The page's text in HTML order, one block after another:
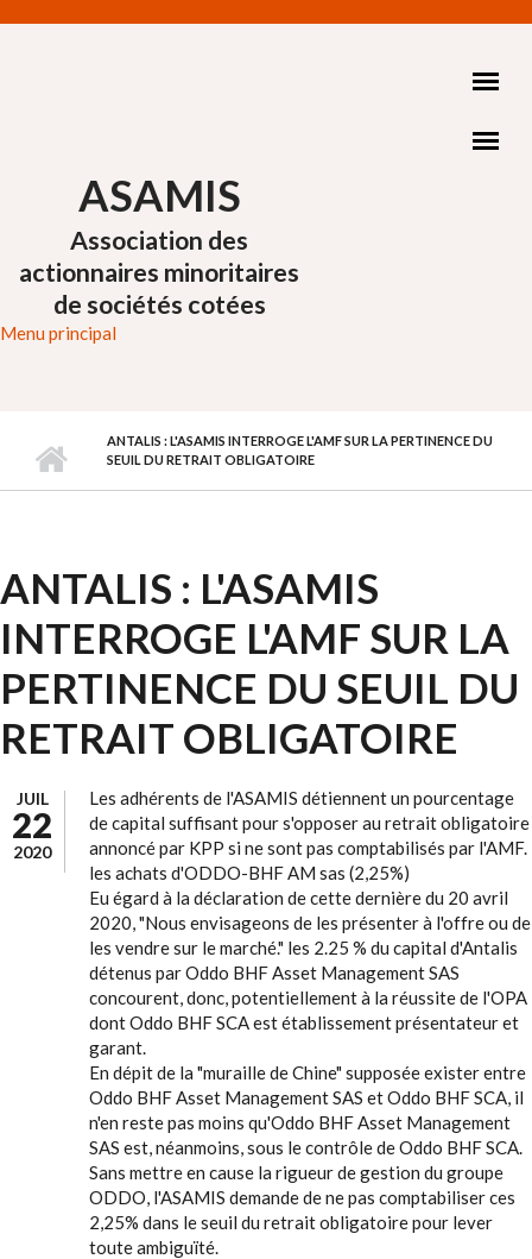
ASAMIS
Association des
actionnaires minoritaires
de sociétés cotées
Menu principal
ANTALIS : L'ASAMIS INTERROGE L'AMF SUR LA PERTINENCE DU
SEUIL DU RETRAIT OBLIGATOIRE
ANTALIS : L'ASAMIS
INTERROGE L'AMF SUR LA
PERTINENCE DU SEUIL DU
RETRAIT OBLIGATOIRE
JUIL
22
2020
Les adhérents de l'ASAMIS détiennent un pourcentage
de capital suffisant pour s'opposer au retrait obligatoire
annoncé par KPP si ne sont pas comptabilisés par l'AMF.
les achats d'ODDO-BHF AM sas (2,25%)
Eu égard à la déclaration de cette dernière du 20 avril
2020, "Nous envisageons de les présenter à l'offre ou de
les vendre sur le marché." les 2.25 % du capital d'Antalis
détenus par Oddo BHF Asset Management SAS
concourent, donc, potentiellement à la réussite de l'OPA
dont Oddo BHF SCA est établissement présentateur et
garant.
En dépit de la "muraille de Chine" supposée exister entre
Oddo BHF Asset Management SAS et Oddo BHF SCA, il
n'en reste pas moins qu'Oddo BHF Asset Management
SAS est, néanmoins, sous le contrôle de Oddo BHF SCA.
Sans mettre en cause la rigueur de gestion du groupe
ODDO, l'ASAMIS demande de ne pas comptabiliser ces
2,25% dans le seuil du retrait obligatoire pour lever
toute ambiguïté.